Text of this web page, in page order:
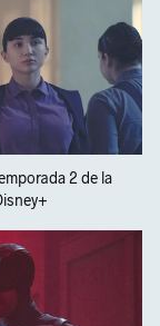
2 de la